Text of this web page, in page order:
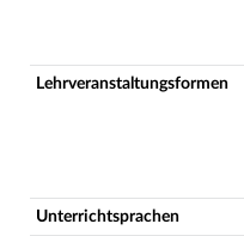
Lehrveranstaltungsformen
Unterrichtsprachen